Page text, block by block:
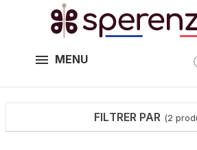
MENU
FILTRER PAR (2